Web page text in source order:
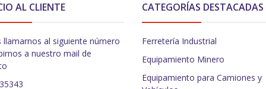
AL CLIENTE
llamarnos al siguiente número
a nuestro mail de
CATEGORÍAS DESTACADAS
Ferretería Industrial
Equipamiento Minero
Equipamiento para Camiones y